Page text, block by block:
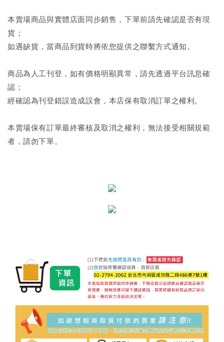
本賣場商品與實體店面同步銷售，下單前請先確認是否有現
貨；
如遇缺貨，當商品到貨時將依您提供之聯繫方式通知。
商品為人工刊登，如有價格明顯異常，請先透過平台訊息確
認；
經確認為刊登錯誤造成誤會，本店保有取消訂單之權利。
本賣場保有訂單最終審核及取消之權利，無法接受相關規範
者，請勿下單。